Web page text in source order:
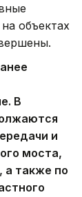
объектах
В
и
моста,
а также по